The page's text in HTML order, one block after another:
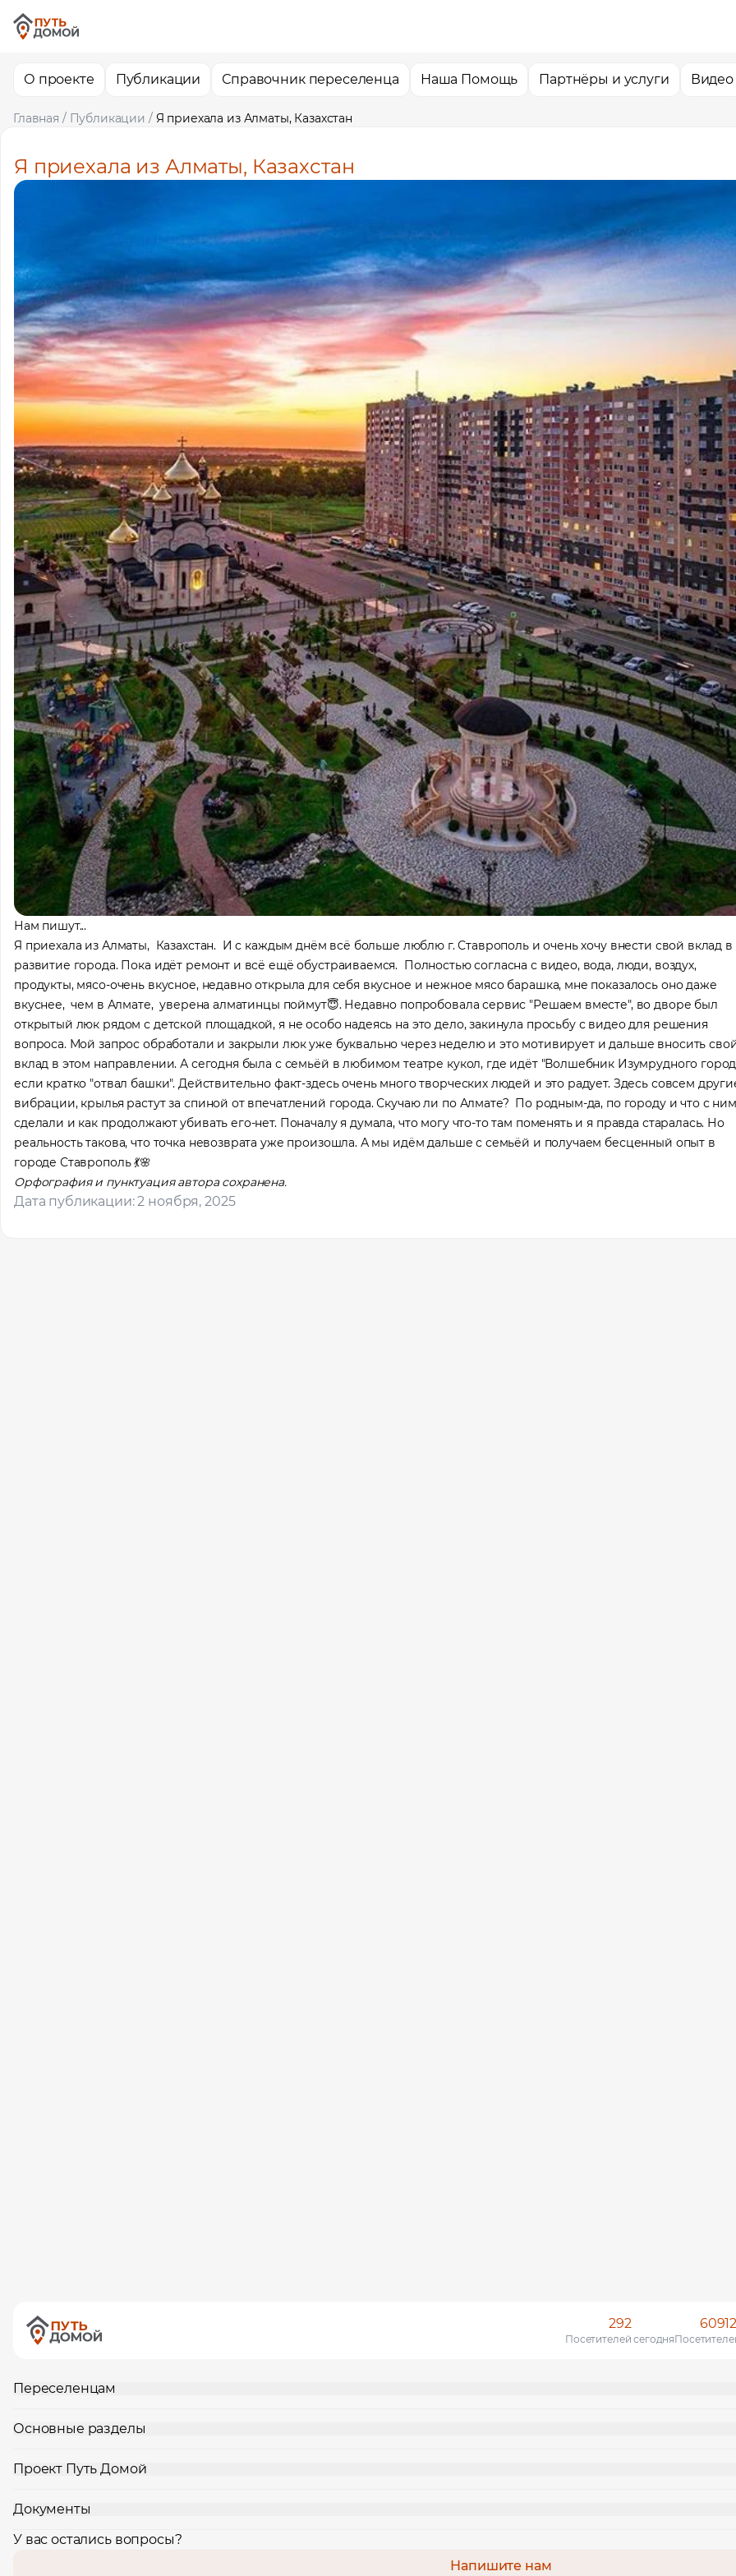
О проекте Публикации Справочник переселенца Наша Помощь Партнёры и услуги Видео
Главная / Публикации / Я приехала из Алматы, Казахстан
Я приехала из Алматы, Казахстан
Нам пишут...
Я приехала из Алматы, Казахстан. И с каждым днём всё больше люблю г. Ставрополь и очень хочу внести свой вклад в
развитие города. Пока идёт ремонт и всё ещё обустраиваемся. Полностью согласна с видео, вода, люди, воздух,
продукты, мясо-очень вкусное, недавно открыла для себя вкусное и нежное мясо барашка, мне показалось оно даже
вкуснее, чем в Алмате, уверена алматинцы поймут😇. Недавно попробовала сервис "Решаем вместе", во дворе был
открытый люк рядом с детской площадкой, я не особо надеясь на это дело, закинула просьбу с видео для решения
вопроса. Мой запрос обработали и закрыли люк уже буквально через неделю и это мотивирует и дальше вносить
вклад в этом направлении. А сегодня была с семьёй в любимом театре кукол, где идёт "Волшебник Изумрудного
если кратко "отвал башки". Действительно факт-здесь очень много творческих людей и это радует. Здесь совсем
вибрации, крылья растут за спиной от впечатлений города. Скучаю ли по Алмате? По родным-да, по городу и что с ним
сделали и как продолжают убивать его-нет. Поначалу я думала, что могу что-то там поменять и я правда старалась. Но
реальность такова, что точка невозврата уже произошла. А мы идём дальше с семьёй и получаем бесценный опыт в
городе Ставрополь 💃🌸
Орфография и пунктуация автора сохранена.
Дата публикации: 2 ноября, 2025
292
Посетителей сегодня
Переселенцам
Основные разделы
Проект Путь Домой
Документы
У вас остались вопросы?
Напишите нам